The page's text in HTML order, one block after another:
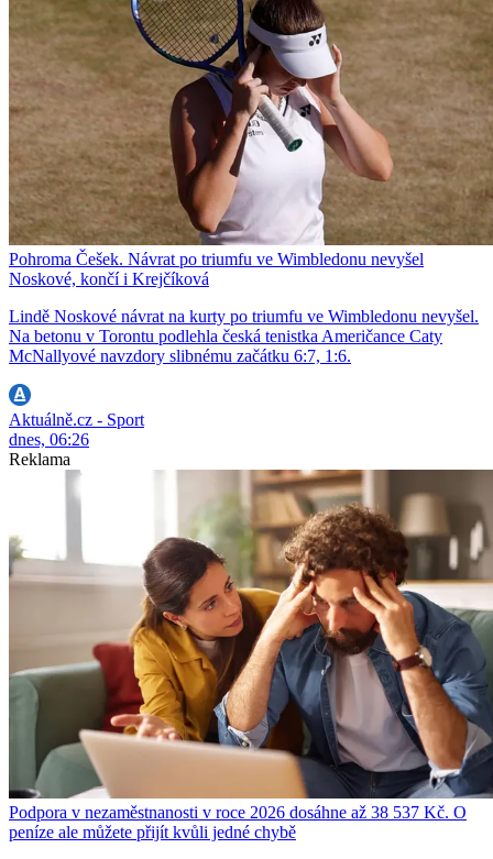
Pohroma Češek. Návrat po triumfu ve Wimbledonu nevyšel
Noskové, končí i Krejčíková
Lindě Noskové návrat na kurty po triumfu ve Wimbledonu nevyšel.
Na betonu v Torontu podlehla česká tenistka Američance Caty
McNallyové navzdory slibnému začátku 6:7, 1:6.
Aktuálně.cz - Sport
dnes, 06:26
Reklama
Podpora v nezaměstnanosti v roce 2026 dosáhne až 38 537 Kč. O
peníze ale můžete přijít kvůli jedné chybě